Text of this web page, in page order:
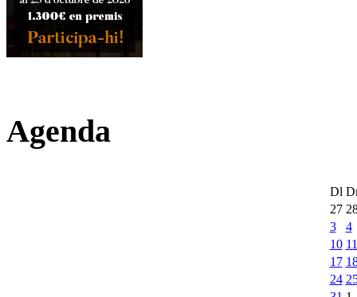
Agenda
Dl
27
3
4
10 11
17
24